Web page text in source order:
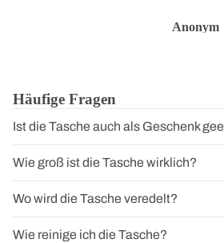
Anonym
Häufige Fragen
Ist die Tasche auch als Geschenk
Wie groß ist die Tasche wirklich?
Wo wird die Tasche veredelt?
Wie reinige ich die Tasche?